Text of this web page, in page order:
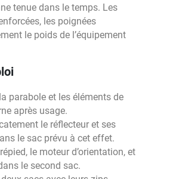
tenue dans le temps. Les
les poignées
le poids de l’équipement
parabole et les éléments de
après usage.
le réflecteur et ses
le sac prévu à cet effet.
le moteur d’orientation, et
le second sac.